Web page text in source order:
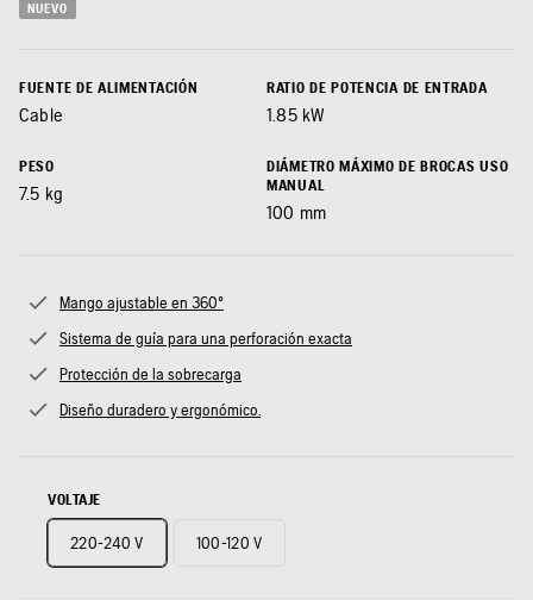
NUEVO
FUENTE DE ALIMENTACIÓN
Cable
RATIO DE POTENCIA DE ENTRADA
1.85 kW
PESO
7.5 kg
DIÁMETRO MÁXIMO DE BROCAS USO
MANUAL
100 mm
Mango ajustable en 360º
Sistema de guía para una perforación exacta
Protección de la sobrecarga
Diseño duradero y ergonómico.
VOLTAJE
220-240 V 100-120 V